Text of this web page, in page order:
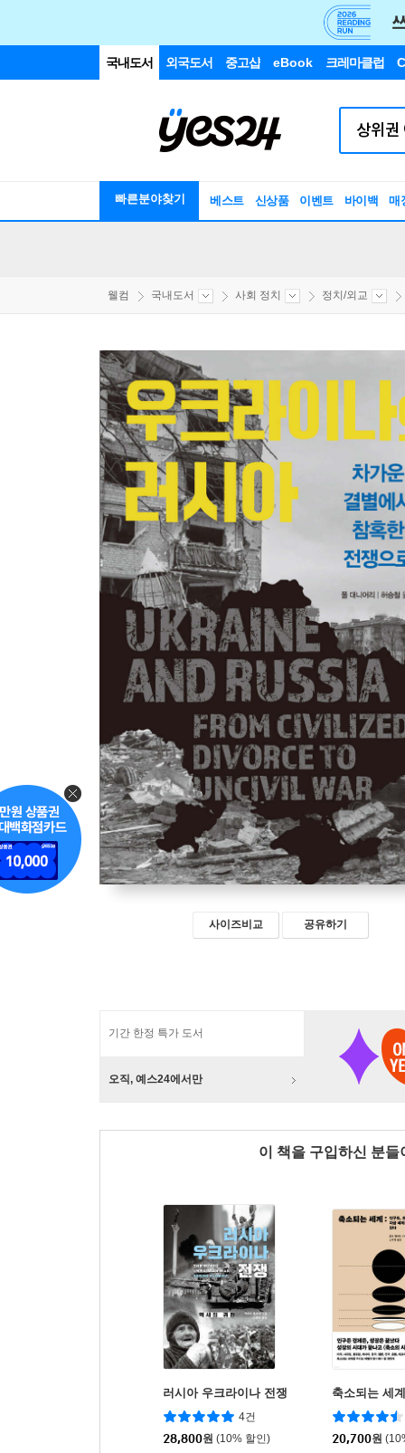
국내도서 외국도서 중고샵 eBook 크레마클럽
빠른분야찾기 베스트 신상품 이벤트 바이백 매
웰컴 국내도서 사회 정치 정치/외교
사이즈비교 공유하기
기간 한정 특가 도서
오직, 예스24에서만
이 책을 구입하신 분
러시아 우크라이나 전쟁
4건
28,800원 (10% 할인)
축소되는 세계
20,700원